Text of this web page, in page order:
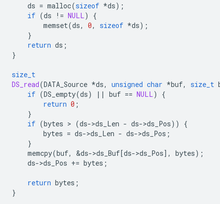
ds = malloc(sizeof *ds);
if (ds != NULL)
{
memset(ds, 0, sizeof *ds);
}
return ds ;
}
size_t
DS_read(DATA_Source *ds, unsigned char *buf, size_t
if (DS_empty(ds) || buf == NULL)
{
return 0 ;
}
if (bytes > (ds->ds_Len - ds->ds_Pos))
{
bytes = ds->ds_Len - ds->ds_Pos ;
}
memcpy(buf, &ds->ds_Buf[ds->ds_Pos], bytes);
ds->ds_Pos += bytes ;
return bytes ;
}